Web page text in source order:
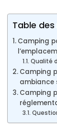
Table
Camping
Qualité
Camping
ambiance
Camping